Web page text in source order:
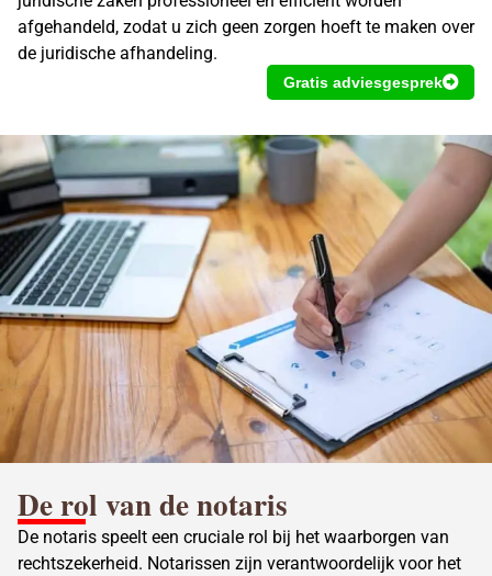
afgehandeld, zodat u zich geen zorgen hoeft te maken over
de juridische afhandeling.
Gratis adviesgesprek
De rol van de notaris
De notaris speelt een cruciale rol bij het waarborgen van
rechtszekerheid. Notarissen zijn verantwoordelijk voor het